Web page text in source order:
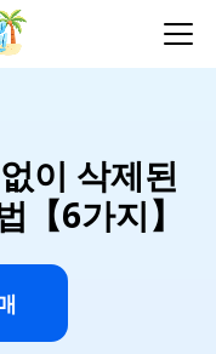
이 삭제된
【6가지】